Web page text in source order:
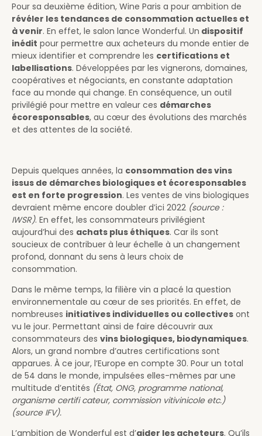
Pour sa deuxième édition, Wine Paris a pour ambition de
révéler les tendances de consommation actuelles et
à venir. En effet, le salon lance Wonderful. Un dispositif
inédit pour permettre aux acheteurs du monde entier de
mieux identifier et comprendre les certifications et
labellisations. Développées par les vignerons, domaines,
coopératives et négociants, en constante adaptation
face au monde qui change. En conséquence, un outil
privilégié pour mettre en valeur ces démarches
écoresponsables, au cœur des évolutions des marchés
et des attentes de la société.
Depuis quelques années, la consommation des vins
issus de démarches biologiques et écoresponsables
est en forte progression. Les ventes de vins biologiques
devraient même encore doubler d’ici 2022 (source :
IWSR). En effet, les consommateurs privilégient
aujourd’hui des achats plus éthiques. Car ils sont
soucieux de contribuer à leur échelle à un changement
profond, donnant du sens à leurs choix de
consommation.
Dans le même temps, la filière vin a placé la question
environnementale au cœur de ses priorités. En effet, de
nombreuses initiatives individuelles ou collectives ont
vu le jour. Permettant ainsi de faire découvrir aux
consommateurs des vins biologiques, biodynamiques.
Alors, un grand nombre d’autres certifications sont
apparues. À ce jour, l’Europe en compte 30. Pour un total
de 54 dans le monde, impulsées elles-mêmes par une
multitude d’entités (État, ONG, programme national,
organisme certifi cateur, commission vitivinicole etc.)
(source IFV).
L’ambition de Wonderful est d’aider les acheteurs. Qu’ils